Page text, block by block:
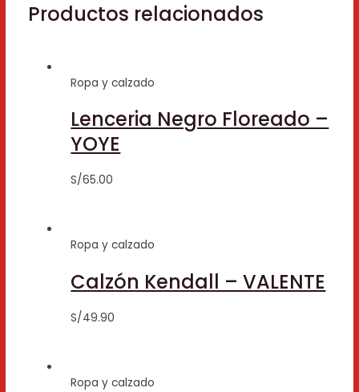
Productos relacionados
Ropa y calzado
Lenceria Negro Floreado –
YOYE
S/65.00
Ropa y calzado
Calzón Kendall – VALENTE
S/49.90
Ropa y calzado